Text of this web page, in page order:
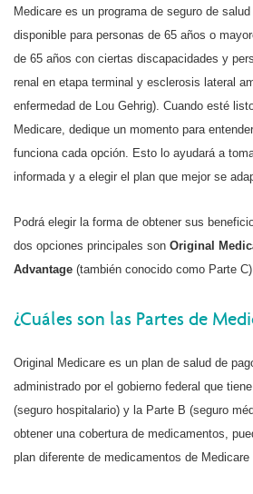
Medicare es un programa de seguro de
disponible para personas de 65 años o
de 65 años con ciertas discapacidades y
renal en etapa terminal y esclerosis lateral
enfermedad de Lou Gehrig). Cuando esté
Medicare, dedique un momento para
funciona cada opción. Esto lo ayudará a
informada y a elegir el plan que mejor se
Podrá elegir la forma de obtener sus
dos opciones principales son Original
Advantage (también conocido como Parte C).
¿Cuáles son las Partes de
Original Medicare es un plan de salud de
administrado por el gobierno federal que
(seguro hospitalario) y la Parte B (seguro
obtener una cobertura de medicamentos,
plan diferente de medicamentos de Medicare